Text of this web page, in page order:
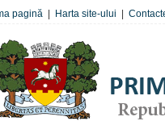
pagină Harta site-ului